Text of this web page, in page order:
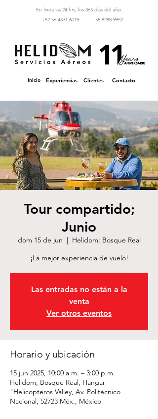
‪+52 56 4331 6019‬
En linea las 24 hrs, los 365 días del año.
55 8288 9952
Inicio Experiencias Clientes Contacto
Tour compartido;
Junio
dom 15 de jun
  |
Helidom; Bosque Real
¡La mejor experiencia de vuelo!
Las entradas no están a la
venta
Ver otros eventos
Horario y ubicación
15 jun 2025, 10:00 a.m. – 3:00 p.m.
Helidom; Bosque Real, Hangar
"Helicopteros Valley, Av. Politécnico
Nacional, 52723 Méx., México